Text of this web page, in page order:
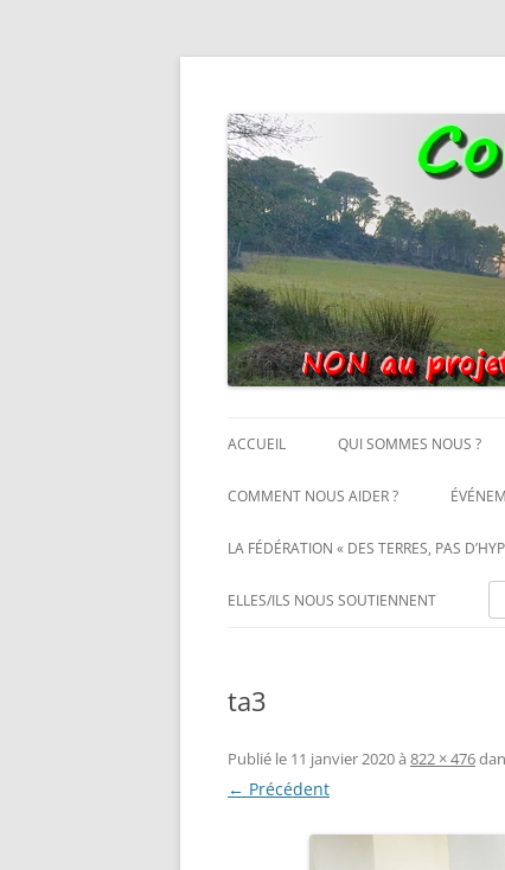
Collectif Oxygene
ACCUEIL QUI SOMMES NOUS ?
COMMENT NOUS AIDER ?
LA FÉDÉRATION « DES TERRES, PAS
ELLES/ILS NOUS SOUTIENNENT
ta3
Publié le 11 janvier 2020à 822 × 476
← Précédent